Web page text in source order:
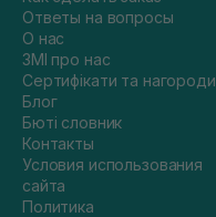
Ответы на вопросы
О нас
ЗМІ про нас
Сертифікати та нагороди
Блог
Бюті словник
Контакты
Условия использования
сайта
Политика